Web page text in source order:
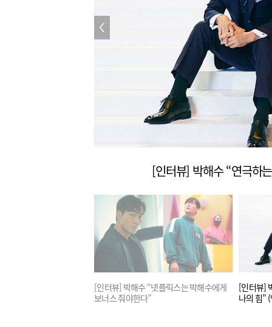
[인터뷰] 박해수 “연극하
[인터뷰] 박해수 “넷플릭스는 박해수에게
보너스 줘야한다”
[인터뷰]
나의 힘”